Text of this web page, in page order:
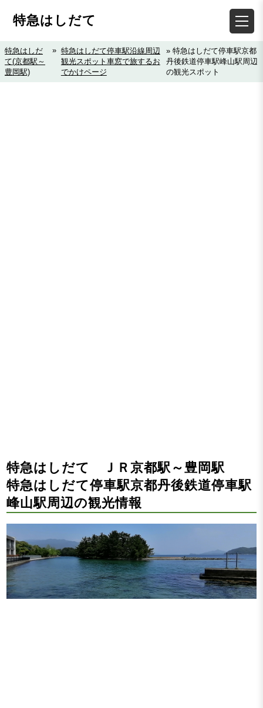
特急はしだて
特急はしだ
て(京都駅～
豊岡駅)
» 特急はしだて停車駅沿線周辺
観光スポット車窓で旅するお
でかけページ
» 特急はしだて停車駅京都
丹後鉄道停車駅峰山駅周辺
の観光スポット
特急はしだて ＪＲ京都駅～豊岡駅
特急はしだて停車駅京都丹後鉄道停車駅
峰山駅周辺の観光情報